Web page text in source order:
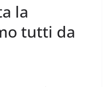
la
tutti da